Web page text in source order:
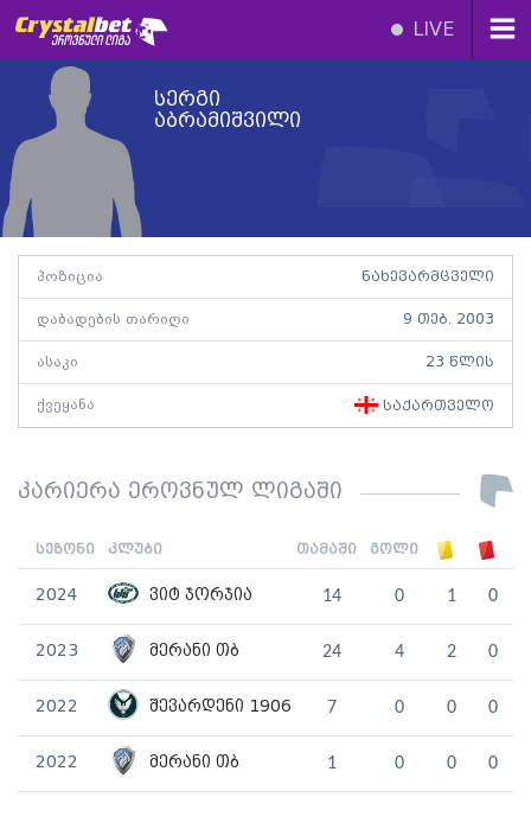
LIVE
სერგი
აბრამიშვილი
პოზიცია ნახევარმცველი
დაბადების თარიღი 9 თებ. 2003
ასაკი 23 წლის
ქვეყანა საქართველო
კარიერა ეროვნულ ლიგაში
სეზონი კლუბი თამაში გოლი
2024 ვიტ ჯორჯია 14 0 1 0
2023 მერანი თბ 24 4 2 0
2022 შევარდენი 1906 7 0 0 0
2022 მერანი თბ 1 0 0 0